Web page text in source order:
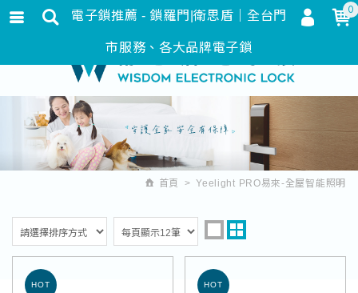
首頁 Yeelight PRO易來-全屋智能照明
電子鎖推薦 - 鎖羅門|衛思盾｜全台門
市服務、各大品牌電子鎖
0
會員登入
會員註冊
忘記密碼
訂單查詢
追蹤清單
繁體中文